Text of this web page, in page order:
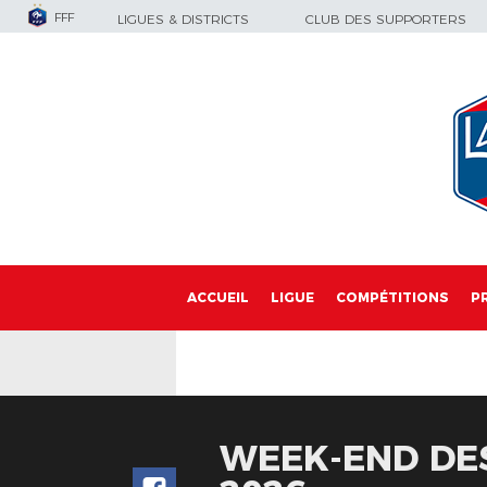
FFF LIGUES & DISTRICTS CLUB DES SUPPORTERS
ACCUEIL LIGUE COMPÉTITIONS
WEEK-END